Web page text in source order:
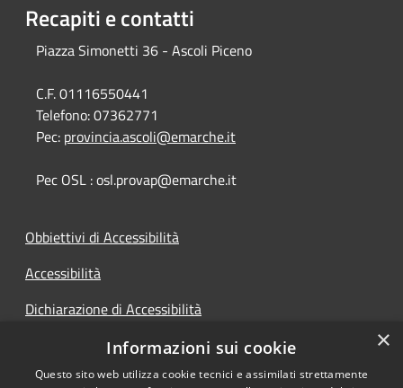
Recapiti e contatti
Piazza Simonetti 36 - Ascoli Piceno
C.F. 01116550441
Telefono:07362771
Pec: provincia.ascoli@emarche.it
Pec OSL : osl.provap@emarche.it
Obbiettivi di Accessibilità
Accessibilità
Dichiarazione di Accessibilità
Accesso Civico
×
Informazioni sui cookie
Questo sito web utilizza cookie tecnici e assimilati strettamente